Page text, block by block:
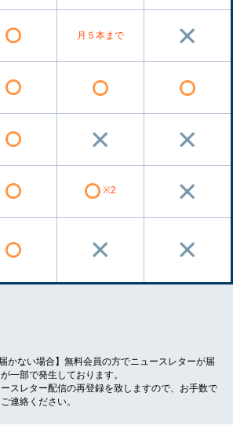
月５本まで
※2
かない場合】無料会員の方でニュースレターが届
一部で発生しております。
スレター配信の再登録を致しますので、お手数で
連絡ください。